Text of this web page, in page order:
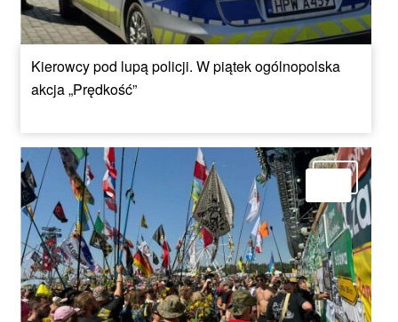
Kierowcy pod lupą policji. W piątek ogólnopolska
akcja „Prędkość”